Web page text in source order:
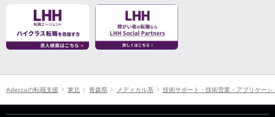
Adeccoの転職支援 東北 青森県 メディカル系 技術サポート・技術営業・アプリケー